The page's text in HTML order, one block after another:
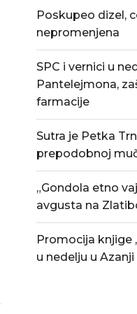
Poskupeo dizel,
nepromenjena
SPC i vernici u
Pantelejmona,
farmacije
Sutra je Petka
prepodobnoj
„Gondola etno
avgusta na
Promocija knjige
u nedelju u Azanji